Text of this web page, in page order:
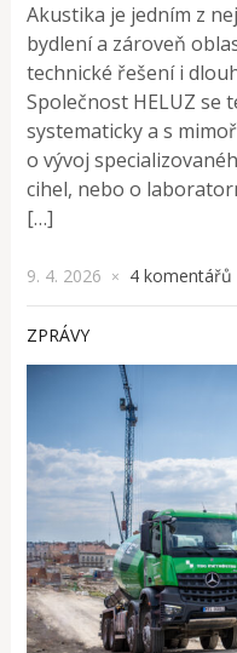
Akustika je jedním z
bydlení a zároveň
technické řešení i
Společnost HELUZ se
systematicky a s
o vývoj
cihel, nebo o
[…]
9. 4. 2026 × 4 komentářů
ZPRÁVY